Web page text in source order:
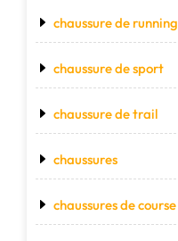
chaussure de running
chaussure de sport
chaussure de trail
chaussures
chaussures de course